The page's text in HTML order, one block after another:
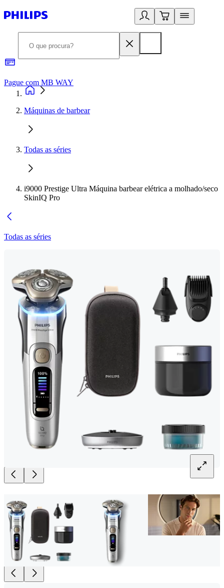
Pague com MB WAY
Máquinas de barbear
Todas as séries
i9000 Prestige Ultra Máquina barbear elétrica a molhado/seco
SkinIQ Pro
Todas as séries